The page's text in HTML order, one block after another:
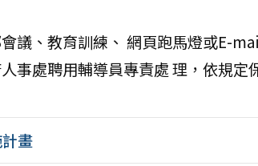
議、教育訓練、 網頁跑馬燈或E-
事處聘用輔導員專責處 理，依規定
畫